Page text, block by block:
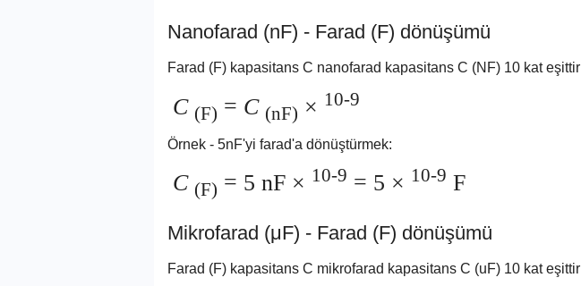
Nanofarad (nF) - Farad (F) dönüşümü
Farad (F) kapasitans C nanofarad kapasitans C (NF) 10 kat eşittir
C (F) = C (nF) × 10-9
Örnek - 5nF'yi farad'a dönüştürmek:
C (F) = 5 nF × 10-9 = 5 × 10-9 F
Mikrofarad (μF) - Farad (F) dönüşümü
Farad (F) kapasitans C mikrofarad kapasitans C (uF) 10 kat eşittir